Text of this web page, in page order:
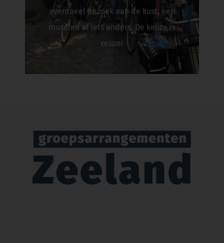
eventueel bezoek aan de kust, een
museum of iets anders. De keuze is
reuze!